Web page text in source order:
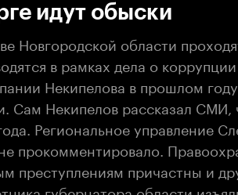
идут обыски
Новгородской области
в рамках дела о
Некипелова в прошлом
Сам Некипелов рассказал СМИ,
Региональное управление
прокомментировало.
преступлениям причастны и